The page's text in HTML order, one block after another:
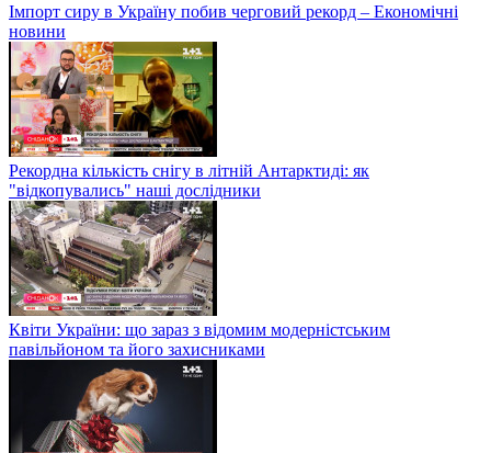
Імпорт сиру в Україну побив черговий рекорд – Економічні
новини
Рекордна кількість снігу в літній Антарктиді: як
"відкопувались" наші дослідники
Квіти України: що зараз з відомим модерністським
павільйоном та його захисниками